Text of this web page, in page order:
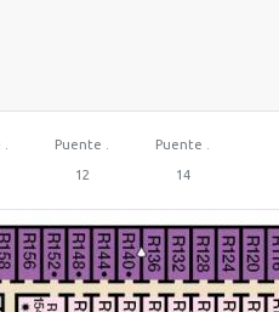
Puente .
12
Puente .
14